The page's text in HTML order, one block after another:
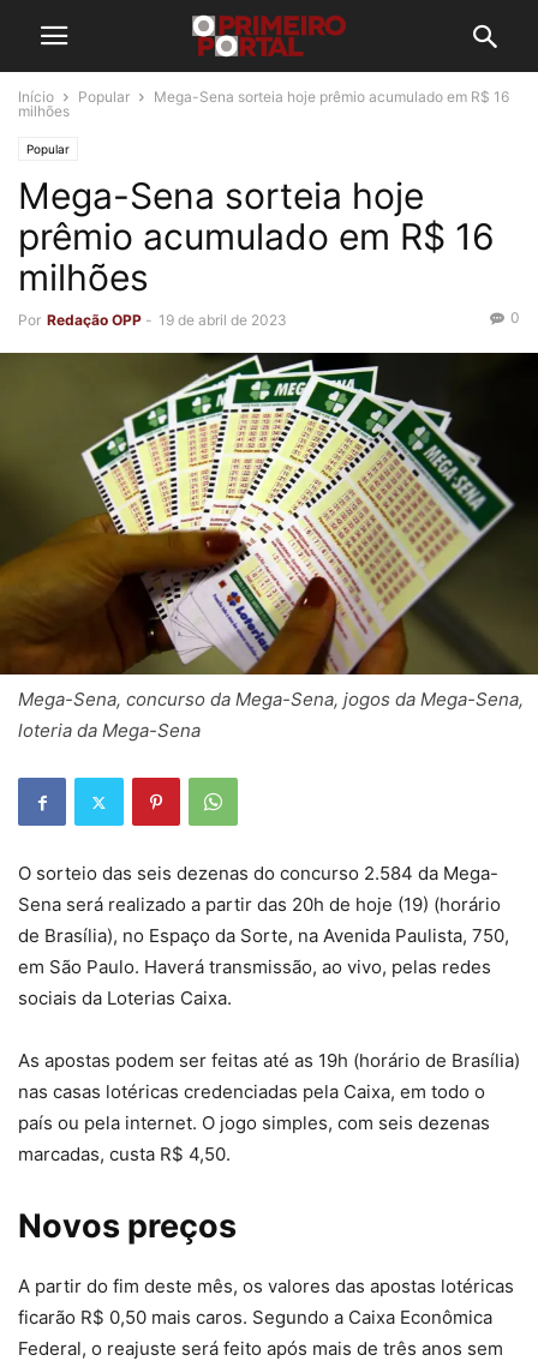
Início Popular
Mega-Sena sorteia hoje prêmio acumulado em R$ 16
milhões
Popular
Mega-Sena sorteia hoje
prêmio acumulado em R$ 16
milhões
Por Redação OPP - 19 de abril de 2023 0
Mega-Sena, concurso da Mega-Sena, jogos da Mega-Sena,
loteria da Mega-Sena
O sorteio das seis dezenas do concurso 2.584 da Mega-
Sena será realizado a partir das 20h de hoje (19) (horário
de Brasília), no Espaço da Sorte, na Avenida Paulista, 750,
em São Paulo. Haverá transmissão, ao vivo, pelas redes
sociais da Loterias Caixa.
As apostas podem ser feitas até as 19h (horário de Brasília)
nas casas lotéricas credenciadas pela Caixa, em todo o
país ou pela internet. O jogo simples, com seis dezenas
marcadas, custa R$ 4,50.
Novos preços
A partir do fim deste mês, os valores das apostas lotéricas
ficarão R$ 0,50 mais caros. Segundo a Caixa Econômica
Federal, o reajuste será feito após mais de três anos sem